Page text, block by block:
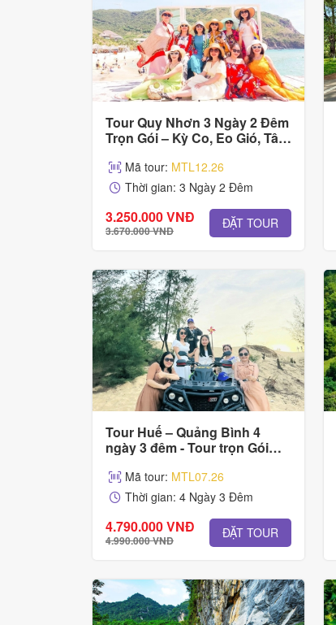
Tour Quy Nhơn 3 Ngày 2 Đêm
Trọn Gói – Kỳ Co, Eo Gió, Tây
Mã tour: MTL12.26
Thời gian: 3 Ngày 2 Đêm
3.250.000 VNĐ
3.670.000 VNĐ ĐẶT TOUR
Tour Huế – Quảng Bình 4
ngày 3 đêm - Tour trọn Gói
Mã tour: MTL07.26
Thời gian: 4 Ngày 3 Đêm
4.790.000 VNĐ
4.990.000 VNĐ ĐẶT TOUR